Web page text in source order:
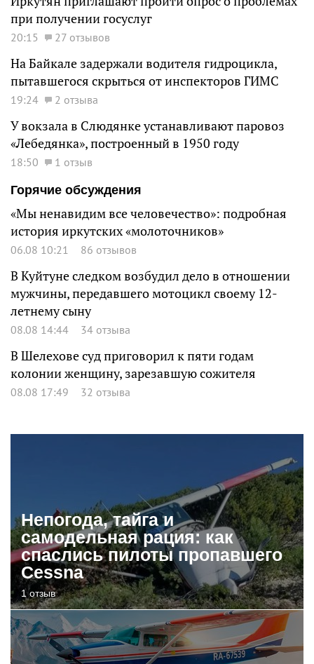
при получении госуслуг
20:15 27 отзывов
На Байкале задержали водителя гидроцикла,
пытавшегося скрыться от инспекторов ГИМС
19:24 2 отзыва
У вокзала в Слюдянке устанавливают паровоз
«Лебедянка», построенный в 1950 году
18:50
1 отзыв
Горячие обсуждения
«Мы ненавидим все человечество»: подробная
история иркутских «молоточников»
06.08 10:21 86 отзывов
В Куйтуне следком возбудил дело в отношении
мужчины, передавшего мотоцикл своему 12-
летнему сыну
08.08 14:44 34 отзыва
В Шелехове суд приговорил к пяти годам
колонии женщину, зарезавшую сожителя
08.08 17:49 32 отзыва
Непогода, тайга и
самодельная рация: как
спаслись пилоты пропавшего
Cessna
1 отзыв